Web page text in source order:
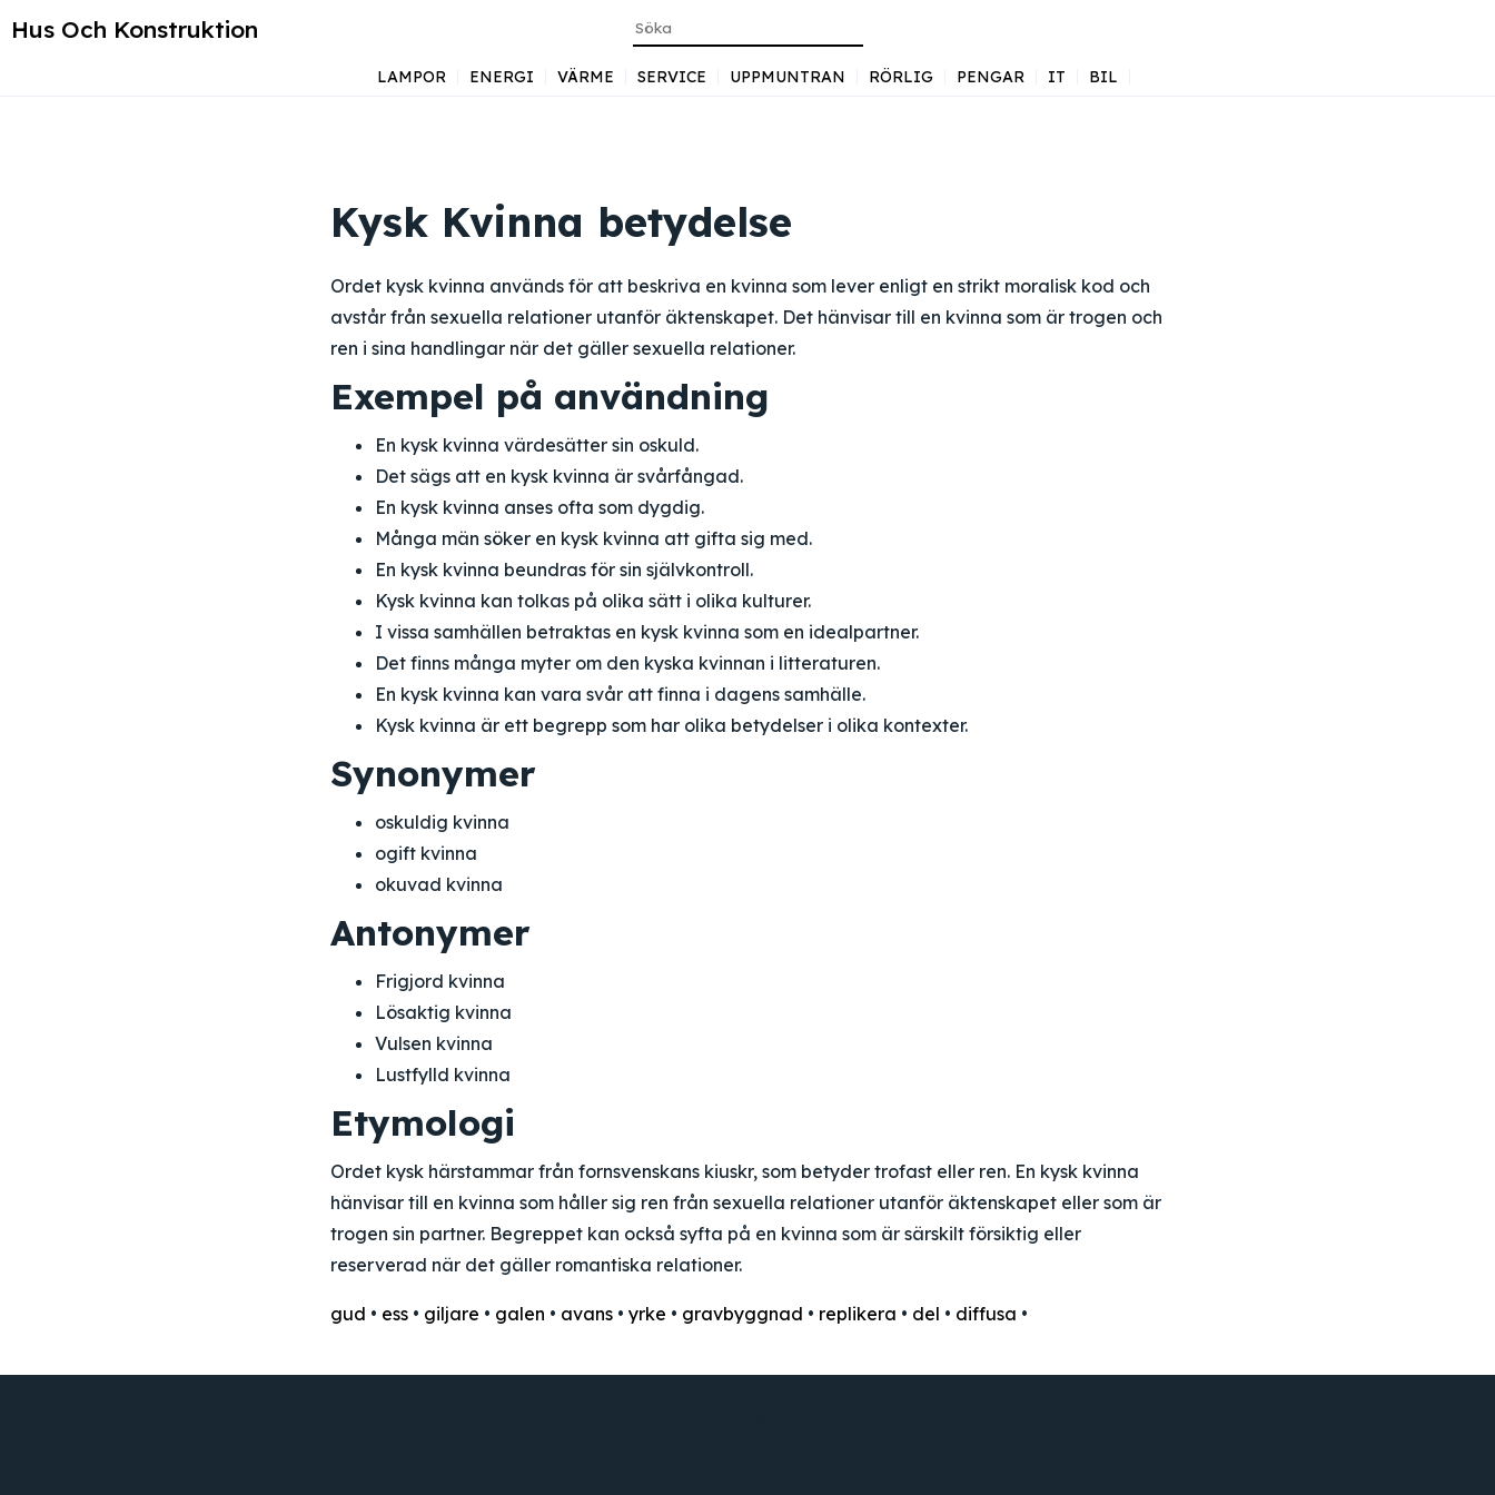
Hus Och Konstruktion
LAMPOR ENERGI VÄRME SERVICE UPPMUNTRAN RÖRLIG PENGAR IT BIL
Kysk Kvinna betydelse
Ordet kysk kvinna används för att beskriva en kvinna som lever enligt en strikt moralisk kod och
avstår från sexuella relationer utanför äktenskapet. Det hänvisar till en kvinna som är trogen och
ren i sina handlingar när det gäller sexuella relationer.
Exempel på användning
En kysk kvinna värdesätter sin oskuld.
Det sägs att en kysk kvinna är svårfångad.
En kysk kvinna anses ofta som dygdig.
Många män söker en kysk kvinna att gifta sig med.
En kysk kvinna beundras för sin självkontroll.
Kysk kvinna kan tolkas på olika sätt i olika kulturer.
I vissa samhällen betraktas en kysk kvinna som en idealpartner.
Det finns många myter om den kyska kvinnan i litteraturen.
En kysk kvinna kan vara svår att finna i dagens samhälle.
Kysk kvinna är ett begrepp som har olika betydelser i olika kontexter.
Synonymer
oskuldig kvinna
ogift kvinna
okuvad kvinna
Antonymer
Frigjord kvinna
Lösaktig kvinna
Vulsen kvinna
Lustfylld kvinna
Etymologi
Ordet kysk härstammar från fornsvenskans kiuskr, som betyder trofast eller ren. En kysk kvinna
hänvisar till en kvinna som håller sig ren från sexuella relationer utanför äktenskapet eller som är
trogen sin partner. Begreppet kan också syfta på en kvinna som är särskilt försiktig eller
reserverad när det gäller romantiska relationer.
gud • ess • giljare • galen • avans • yrke • gravbyggnad • replikera • del • diffusa •